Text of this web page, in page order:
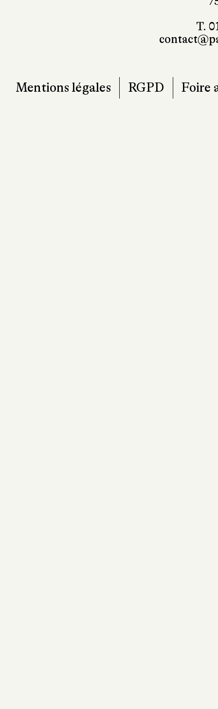
T.
Mentions légales RGPD Foire